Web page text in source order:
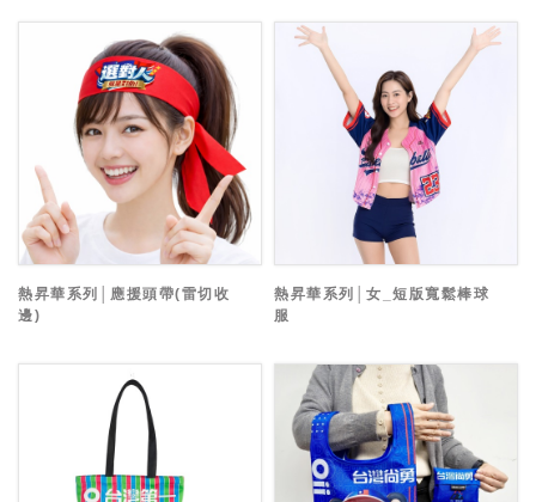
熱昇華系列│應援頭帶(雷切收
邊)
熱昇華系列│女_短版寬鬆棒球
服